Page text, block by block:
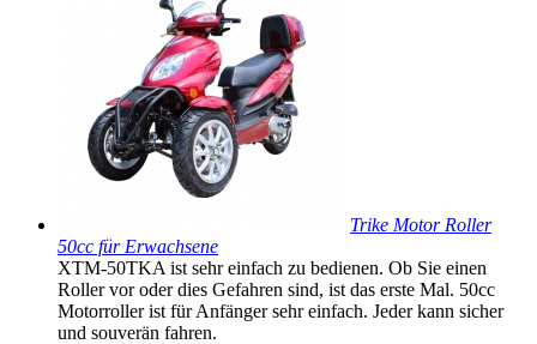
Trike Motor Roller
50cc für Erwachsene
XTM-50TKA ist sehr einfach zu bedienen. Ob Sie einen
Roller vor oder dies Gefahren sind, ist das erste Mal. 50cc
Motorroller ist für Anfänger sehr einfach. Jeder kann sicher
und souverän fahren.